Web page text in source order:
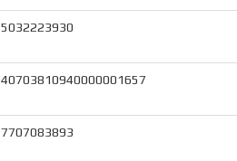
5032223930
40703810940000001657
7707083893